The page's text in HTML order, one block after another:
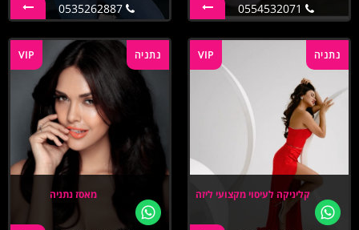
0535262887
VIP נתניה
קליניקה לעיסוי מקצועי ליזה
VIP נתניה
מאסז נתניה